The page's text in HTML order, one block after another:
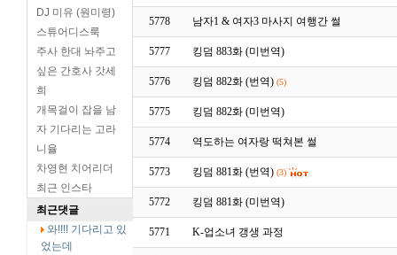
DJ 미유 (원미령)
스튜어디스룩
주사 한대 놔주고
싶은 간호사 갓세
희
개목걸이 잡을 남
자 기다리는 고라
니율
차영현 치어리더
최근 인스타
최근댓글
와!!!! 기다리고 있
었는데
5778 남자1 & 여자3 마사지 여행간 썰
5777 킹덤 883화 (미번역)
5776 킹덤 882화 (번역) (5)
5775 킹덤 882화 (미번역)
5774 역도하는 여자랑 떡쳐본 썰
5773 킹덤 881화 (번역) (3)
5772 킹덤 881화 (미번역)
5771 K-업소녀 갱생 과정